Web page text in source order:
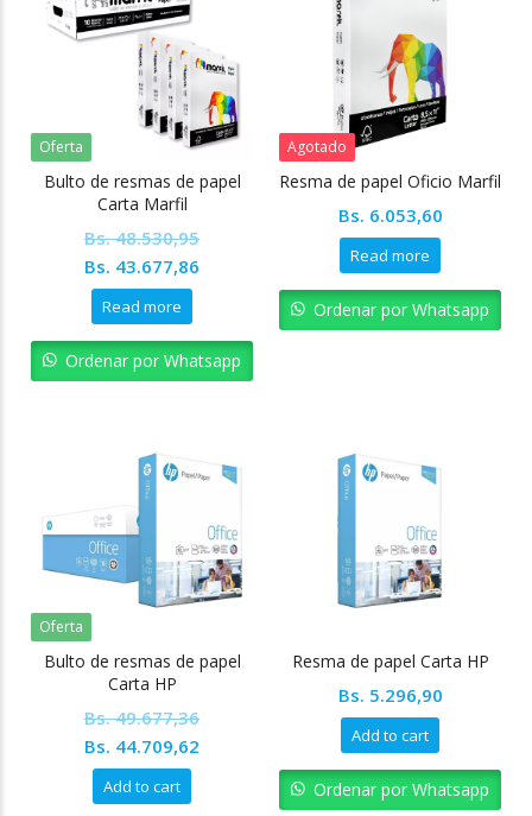
Oferta
Bulto de resmas de papel
Carta Marfil
Bs.48.530,95
Original
price
was:
Bs. 48.530,95.
Bs. 43.677,86
Bs. 43.677,86.
Read more
Ordenar por Whatsapp
Agotado
Resma de papel Oficio Marfil
Bs. 6.053,60
Read more
Ordenar por Whatsapp
Oferta
Bulto de resmas de papel
Carta HP
Bs.49.677,36
Original
price
was:
Bs. 44.709,62
Add to cart
Resma de papel Carta HP
Bs. 5.296,90
Add to cart
Ordenar por Whatsapp